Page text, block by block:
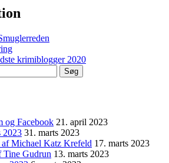
og Facebook 21. april 2023
2023 31. marts 2023
Michael Katz Krefeld 17. marts 2023
Tine Gudrun 13. marts 2023